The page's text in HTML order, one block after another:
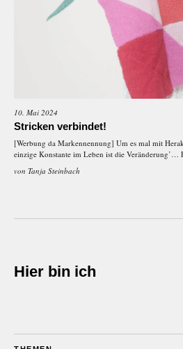
10. Mai 2024
Stricken verbindet!
[Werbung da Markennennung] Um es mal mit
einzige Konstante im Leben ist die Veränderung’…
von Tanja Steinbach
Hier bin ich